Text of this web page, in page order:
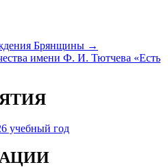
Брянщины →
имени Ф. И. Тютчева «Есть
учебный год